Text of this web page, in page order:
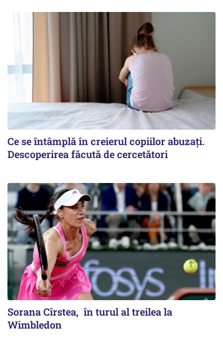
Ce se întâmplă în creierul copiilor abuzați.
Descoperirea făcută de cercetători
Sorana Cîrstea, în turul al treilea la
Wimbledon